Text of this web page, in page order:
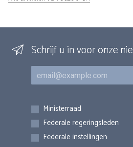
Schrijf u in voor onze
E-mail
Inschrijvingen
Ministerraad
Federale regeringsleden
Federale instellingen